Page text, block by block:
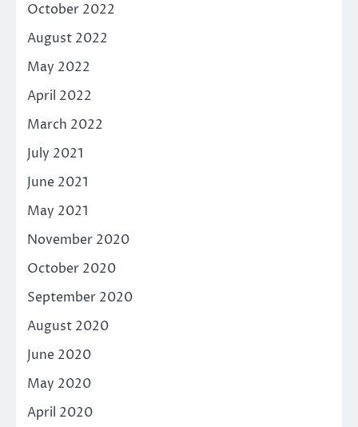
October 2022
August 2022
May 2022
April 2022
March 2022
July 2021
June 2021
May 2021
November 2020
October 2020
September 2020
August 2020
June 2020
May 2020
April 2020